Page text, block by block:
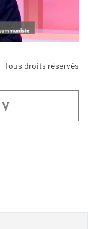
Tous droits réservés